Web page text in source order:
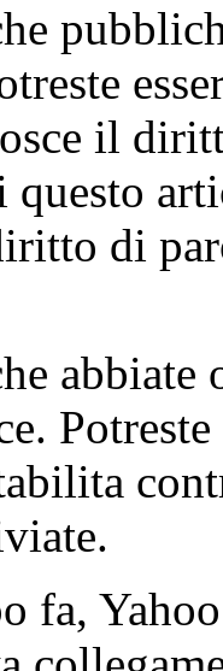
il
di
Potreste
fa,